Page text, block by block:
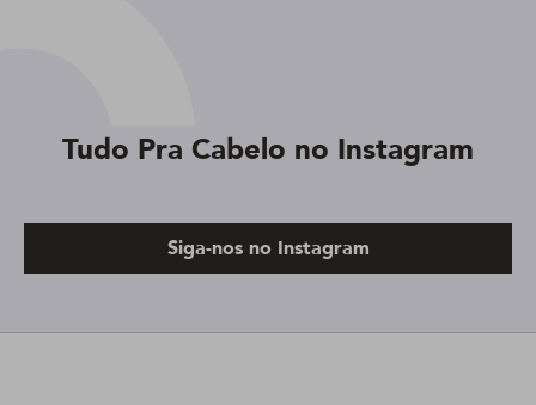
Tudo Pra Cabelo no Instagram
Siga-nos no Instagram